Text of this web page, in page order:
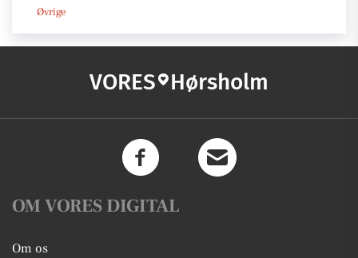
Øvrige
VORES Hørsholm
OM VORES DIGITAL
Om os